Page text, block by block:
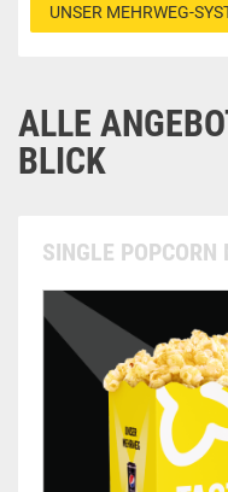
UNSER MEHRWEG-
ALLE
BLICK
SINGLE POPCORN